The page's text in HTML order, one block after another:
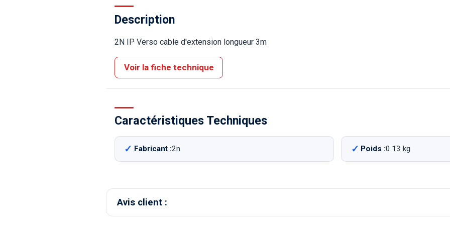
Description
2N IP Verso cable d'extension longueur 3m
Voir la fiche technique
Caractéristiques Techniques
Fabricant :2n Poids :0.13 kg
Avis client :